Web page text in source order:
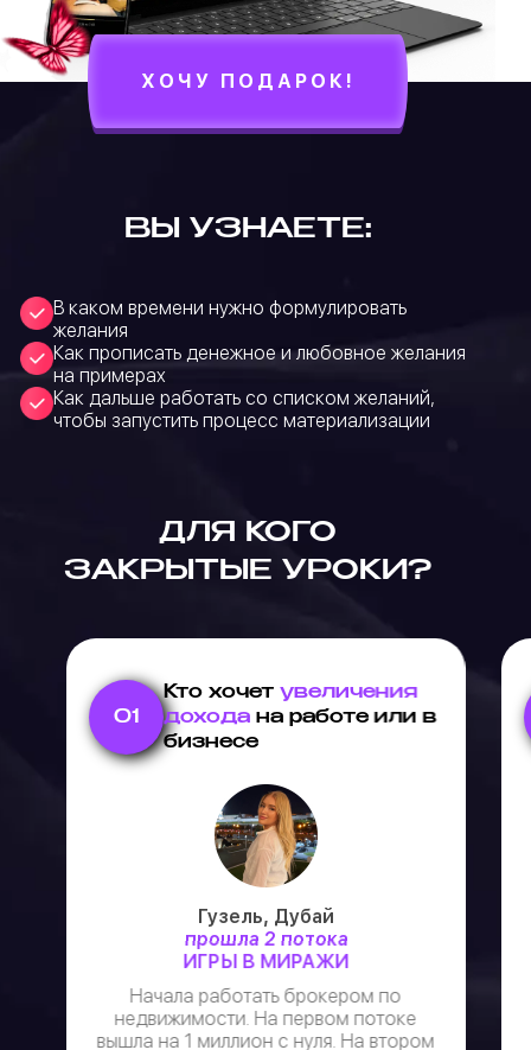
ХОЧУ ПОДАРОК!
ВЫ УЗНАЕТЕ:
В каком времени нужно формулировать
желания
Как прописать денежное и любовное желания
на примерах
Как дальше работать со списком желаний,
чтобы запустить процесс материализации
ДЛЯ КОГО
ЗАКРЫТЫЕ УРОКИ?
01
Кто хочет увеличения
доходана работе или в
бизнесе
Гузель, Дубай
прошла 2 потока
ИГРЫ В МИРАЖИ
Начала работать брокером по
недвижимости. На первом потоке
вышла на 1 миллион с нуля. На втором